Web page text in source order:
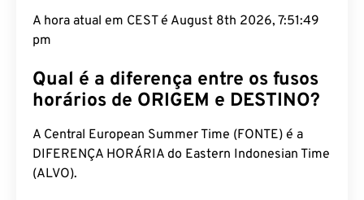
A hora atual em CEST é August 8th 2026, 7:51:50
pm
Qual é a diferença entre os fusos
horários de ORIGEM e DESTINO?
A Central European Summer Time (FONTE) é a
DIFERENÇA HORÁRIA do Eastern Indonesian Time
(ALVO).